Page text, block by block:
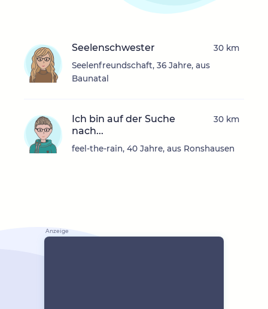
Seelenschwester
Seelenfreundschaft, 36 Jahre, aus
Baunatal
30 km
Ich bin auf der Suche
nach...
feel-the-rain, 40 Jahre, aus Ronshausen
30 km